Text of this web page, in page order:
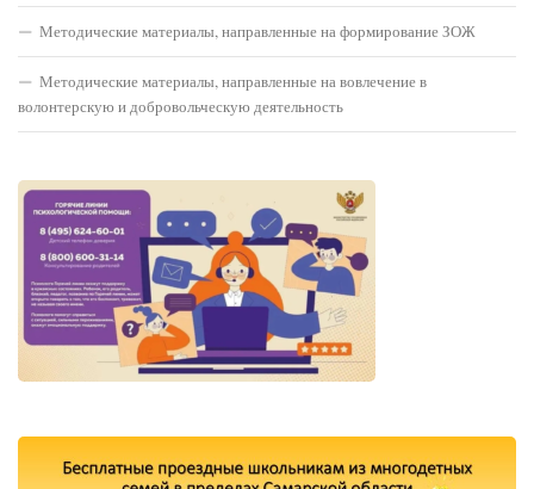
Методические материалы, направленные на формирование ЗОЖ
Методические материалы, направленные на вовлечение в
волонтерскую и добровольческую деятельность